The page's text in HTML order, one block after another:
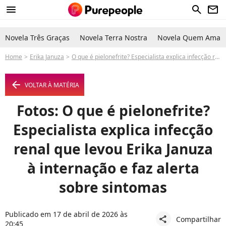
menu search newsletter
Novela Três Graças Novela Terra Nostra Novela Quem Ama
Home Erika Januza O que é pielonefrite? Especialista explica infecção renal que levou Erika Januza à internação e faz alerta sobre sintomas
arrow_left VOLTAR À MATÉRIA
Fotos: O que é pielonefrite?
Especialista explica infecção
renal que levou Erika Januza
à internação e faz alerta
sobre sintomas
Publicado em 17 de abril de 2026 às
20:45
share Compartilhar